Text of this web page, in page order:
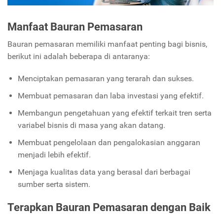
Manfaat Bauran Pemasaran
Bauran pemasaran memiliki manfaat penting bagi bisnis,
berikut ini adalah beberapa di antaranya:
Menciptakan pemasaran yang terarah dan sukses.
Membuat pemasaran dan laba investasi yang efektif.
Membangun pengetahuan yang efektif terkait tren serta
variabel bisnis di masa yang akan datang.
Membuat pengelolaan dan pengalokasian anggaran
menjadi lebih efektif.
Menjaga kualitas data yang berasal dari berbagai
sumber serta sistem.
Terapkan Bauran Pemasaran dengan Baik